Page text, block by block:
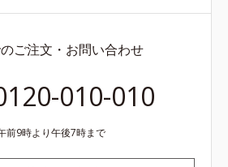
ご注文・お問い合わせ
010-010
前9時より午後7時まで